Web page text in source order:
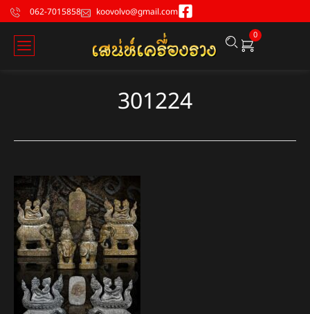
062-7015858 koovolvo@gmail.com
0
301224